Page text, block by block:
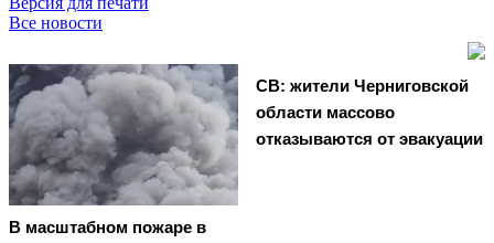
Все новости
В масштабном пожаре в
СВ: жители Черниговской
области массово
отказываются от эвакуации